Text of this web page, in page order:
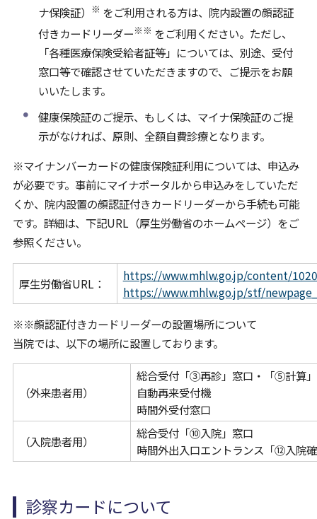
ナ保険証）
※ をご利用される方は、院内設置の顔認証
付きカードリーダー※※ をご利用ください。ただし、
「各種医療保険受給者証等」については、別途、受付
窓口等で確認させていただきますので、ご提示をお願
いいたします。
健康保険証のご提示、もしくは、マイナ保険証のご提
示がなければ、原則、全額自費診療となります。
※マイナンバーカードの健康保険証利用については、申込み
が必要です。事前にマイナポータルから申込みをしていただ
くか、院内設置の顔認証付きカードリーダーから手続も可能
です。詳細は、下記URL（厚生労働省のホームページ）をご
参照ください。
厚生労働省URL：
https://www.mhlw.go.jp/content/
https://www.mhlw.go.jp/stf/
※※顔認証付きカードリーダーの設置場所について
当院では、以下の場所に設置しております。
（外来患者用）
総合受付「③再診」窓口・「⑤計算
自動再来受付機
時間外受付窓口
（入院患者用）
総合受付「⑩入院」窓口
時間外出入口エントランス「⑫入院
診察カードについて